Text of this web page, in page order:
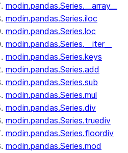
modin.pandas.Series.__array__
modin.pandas.Series.iloc
modin.pandas.Series.loc
modin.pandas.Series.__iter__
modin.pandas.Series.keys
modin.pandas.Series.add
modin.pandas.Series.sub
modin.pandas.Series.mul
modin.pandas.Series.div
modin.pandas.Series.truediv
modin.pandas.Series.floordiv
modin.pandas.Series.mod